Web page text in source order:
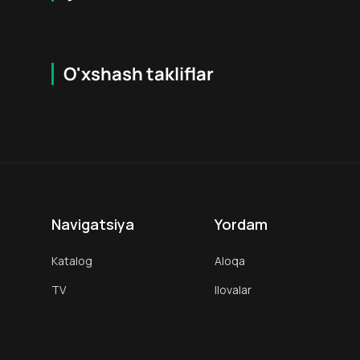
O'xshash takliflar
Navigatsiya
Katalog
TV
Yordam
Aloqa
Ilovalar